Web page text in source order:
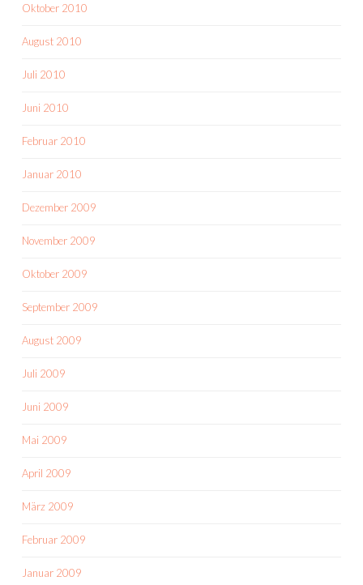
Oktober 2010
August 2010
Juli 2010
Juni 2010
Februar 2010
Januar 2010
Dezember 2009
November 2009
Oktober 2009
September 2009
August 2009
Juli 2009
Juni 2009
Mai 2009
April 2009
März 2009
Februar 2009
Januar 2009